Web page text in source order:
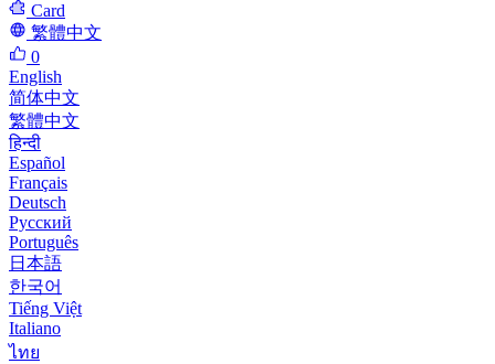
Card
繁體中文
0
English
简体中文
繁體中文
हिन्दी
Español
Français
Deutsch
Русский
Português
日本語
한국어
Tiếng Việt
Italiano
ไทย